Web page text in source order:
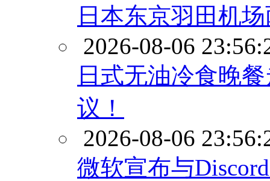
日本东京羽田机
2026-08-06
日式无油冷食晚
议！
2026-08-06
微软宣布与